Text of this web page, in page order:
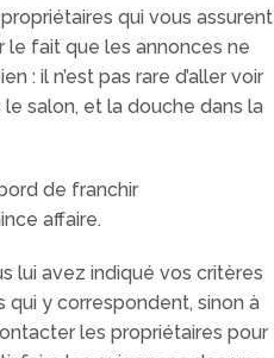
qui vous assurent
le fait que les annonces ne
: il n’est pas rare d’aller voir
salon, et la douche dans la
de franchir
affaire.
lui avez indiqué vos critères
y correspondent, sinon à
les propriétaires pour